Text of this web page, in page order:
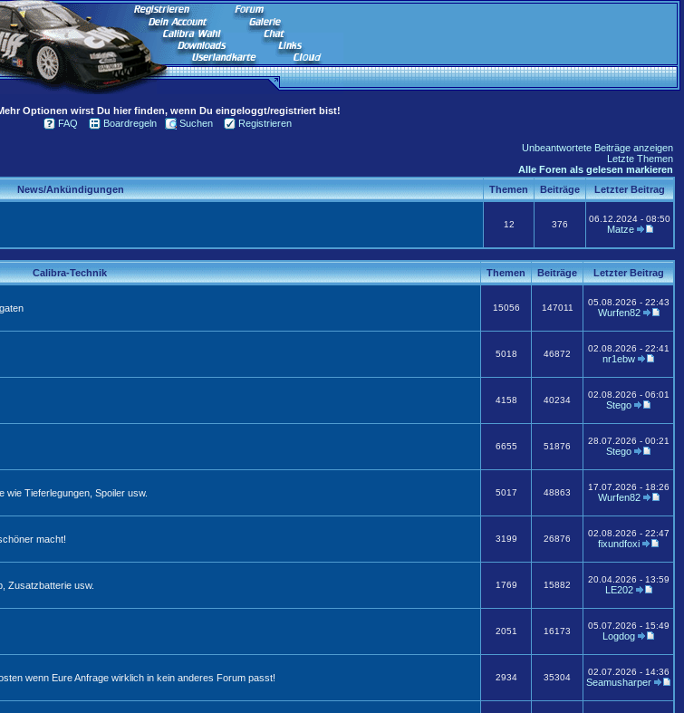
Optionen wirst Du hier finden, wenn Du eingeloggt/registriert bist!
FAQ
Boardregeln Suchen Registrieren
Unbeantwortete Beiträge anzeigen
Letzte Themen
Alle Foren als gelesen markieren
News/Ankündigungen
Themen Beiträge Letzter Beitrag
12 376
06.12.2024 - 08:50
Matze
Calibra-Technik Themen Beiträge Letzter Beitrag
15056 147011
05.08.2026 - 22:43
Wurfen82
5018 46872
02.08.2026 - 22:41
nr1ebw
4158 40234
02.08.2026 - 06:01
Stego
6655 51876
28.07.2026 - 00:21
Stego
Tieferlegungen, Spoiler usw.
5017 48863
17.07.2026 - 18:26
Wurfen82
macht!
3199 26876
02.08.2026 - 22:47
fixundfoxi
Zusatzbatterie usw.
1769 15882
20.04.2026 - 13:59
LE202
2051 16173
05.07.2026 - 15:49
Logdog
wenn Eure Anfrage wirklich in kein anderes Forum passt!
2934 35304
02.07.2026 - 14:36
Seamusharper